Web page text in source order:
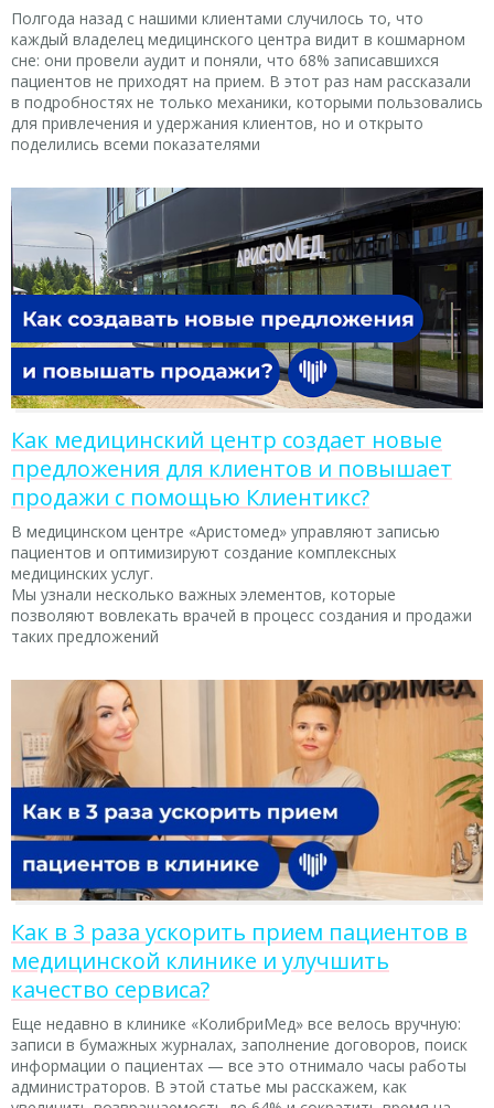
Полгода назад с нашими клиентами случилось то, что
каждый владелец медицинского центра видит в кошмарном
сне: они провели аудит и поняли, что 68% записавшихся
пациентов не приходят на прием. В этот раз нам рассказали
в подробностях не только механики, которыми пользовались
для привлечения и удержания клиентов, но и открыто
поделились всеми показателями
Как медицинский центр создает новые
предложения для клиентов и повышает
продажи с помощью Клиентикс?
В медицинском центре «Аристомед» управляют записью
пациентов и оптимизируют создание комплексных
медицинских услуг.
Мы узнали несколько важных элементов, которые
позволяют вовлекать врачей в процесс создания и продажи
таких предложений
Как в 3 раза ускорить прием пациентов в
медицинской клинике и улучшить
качество сервиса?
Еще недавно в клинике «КолибриМед» все велось вручную:
записи в бумажных журналах, заполнение договоров, поиск
информации о пациентах — все это отнимало часы работы
администраторов. В этой статье мы расскажем, как